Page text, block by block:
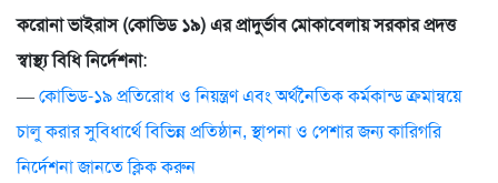
করোনা ভাইরাস (কোভিড ১৯) এর প্রাদুর্ভাব মোকাবেলায় সরকার প্রদত্ত
স্বাস্থ্য বিধি নির্দেশনা:
—কোভিড-১৯ প্রতিরোধ ও নিয়ন্ত্রণ এবং অর্থনৈতিক কর্মকান্ড ক্রমান্বয়ে
চালু করার সুবিধার্থে বিভিন্ন প্রতিষ্ঠান, স্থাপনা ও পেশার জন্য কারিগরি
নির্দেশনা জানতে ক্লিক করুন